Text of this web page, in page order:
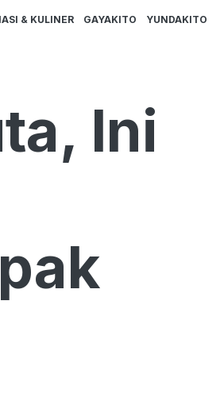
& KULINER GAYAKITO YUNDAKITO
Ini